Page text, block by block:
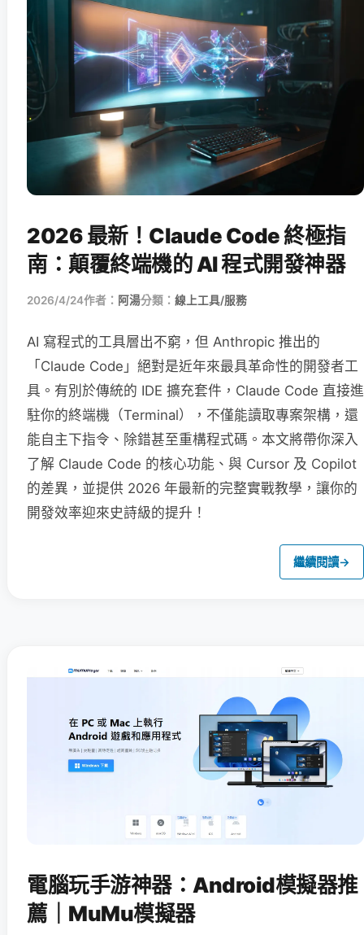
2026 最新！Claude Code 終極指
南：顛覆終端機的 AI 程式開發神器
2026/4/24作者： 阿湯分類： 線上工具/服務
AI 寫程式的工具層出不窮，但 Anthropic 推出的
「Claude Code」絕對是近年來最具革命性的開發者工
具。有別於傳統的 IDE 擴充套件，Claude Code 直接進
駐你的終端機（Terminal），不僅能讀取專案架構，還
能自主下指令、除錯甚至重構程式碼。本文將帶你深入
了解 Claude Code 的核心功能、與 Cursor 及 Copilot
的差異，並提供 2026 年最新的完整實戰教學，讓你的
開發效率迎來史詩級的提升！
繼續閱讀→
電腦玩手游神器：Android模擬器推
薦｜MuMu模擬器